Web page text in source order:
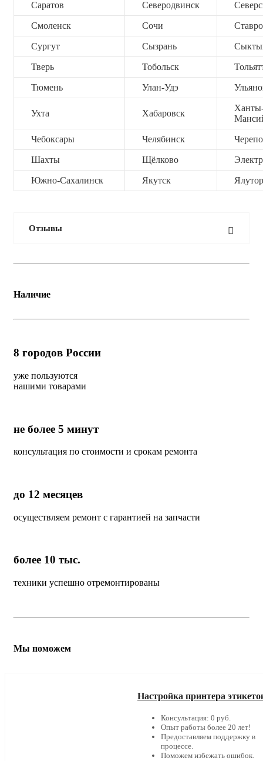
Саратов Северодвинск
Смоленск Сочи
Сургут Сызрань
Тверь Тобольск
Тюмень Улан-Удэ
Ухта Хабаровск
Чебоксары Челябинск
Шахты Щёлково
Южно-Сахалинск Якутск
Отзывы
Наличие
8 городов России
уже пользуются
нашими товарами
не более 5 минут
консультация по стоимости и срокам ремонта
до 12 месяцев
осуществляем ремонт с гарантией на запчасти
более 10 тыс.
техники успешно отремонтированы
Мы поможем
Настройка принтера
Консультация: 0 руб.
Опыт работы более 20 лет!
Предоставляем поддержку в
процессе.
Поможем избежать ошибок.